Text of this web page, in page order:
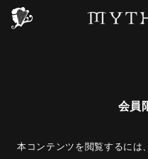
会員
本コンテンツを閲覧するには